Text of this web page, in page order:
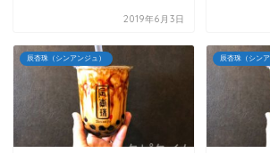
2019年6月3日
辰杏珠（シンアンジュ） 辰杏珠（シンア